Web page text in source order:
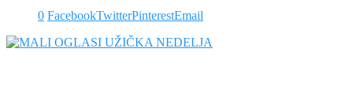
0 FacebookTwitterPinterestEmail